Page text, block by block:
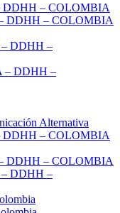
– COLOMBIA
DDHH – COLOMBIA
DDHH –
– DDHH –
Alternativa
– COLOMBIA
DDHH – COLOMBIA
DDHH –